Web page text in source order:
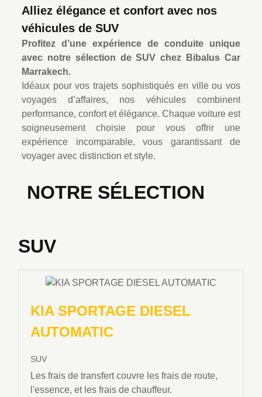
Alliez élégance et confort avec nos
véhicules de SUV
Profitez d’une expérience de conduite unique
avec notre sélection de SUV chez Bibalus Car
Marrakech.
Idéaux pour vos trajets sophistiqués en ville ou vos
voyages d’affaires, nos véhicules combinent
performance, confort et élégance. Chaque voiture est
soigneusement choisie pour vous offrir une
expérience incomparable, vous garantissant de
voyager avec distinction et style.
NOTRE SÉLECTION
SUV
KIA SPORTAGE DIESEL
AUTOMATIC
SUV
Les frais de transfert couvre les frais de route,
l'essence, et les frais de chauffeur.